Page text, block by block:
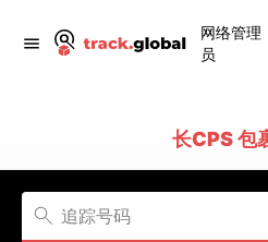
网络管理
员
长CPS 包